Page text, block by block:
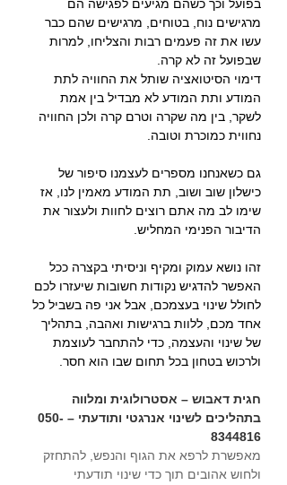
בפועל וכך כשהם מגיעים לפגישה הם
מרגישים נוח, בטוחים, מרגישים שהם כבר
עשו את זה פעמים רבות והצליחו, למרות
שבפועל זה לא קרה.
דימוי הסיטואציה שותל את החוויה לתת
המודע ותת המודע לא מבדיל בין אמת
לשקר, בין מה שקרה וטרם קרה ולכן החוויה
נחווית כמוכרת וטובה.
גם כשאנחנו מספרים לעצמנו סיפור של
כישלון שוב ושוב, תת המודע מאמין לנו, אז
שימו לב מה אתם רוצים לחוות ולעצור את
הדיבור הפנימי המחליש.
זהו נושא עמוק ומקיף וניסיתי בקצרה ככל
האפשר להדגיש נקודות חשובות שיעזרו לכם
לחולל שינוי בעצמכם, אבל אני פה בשביל כל
אחד מכם, ללוות ברגישות ואהבה, בתהליך
של שינוי והעצמה, כדי להתחבר לעוצמת
ולרכוש בטחון בכל תחום שבו הוא חסר.
חגית דאבוש – אסטרולוגית ומלווה
בתהליכים לשינוי אנרגטי ותודעתי – 050-
8344816
מאפשרת לרפא את הגוף והנפש, להתחזק
ולחוש אהובים תוך כדי שינוי תודעתי